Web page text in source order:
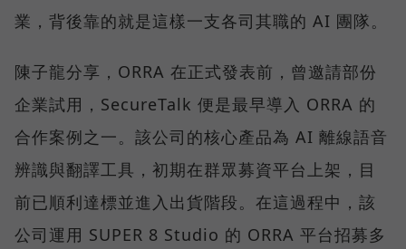
業，背後靠的就是這樣一支各司其職的 AI 團隊。
陳子龍分享，ORRA 在正式發表前，曾邀請部份
企業試用，SecureTalk 便是最早導入 ORRA 的
合作案例之一。該公司的核心產品為 AI 離線語音
辨識與翻譯工具，初期在群眾募資平台上架，目
前已順利達標並進入出貨階段。在這過程中，該
公司運用 SUPER 8 Studio 的 ORRA 平台招募多